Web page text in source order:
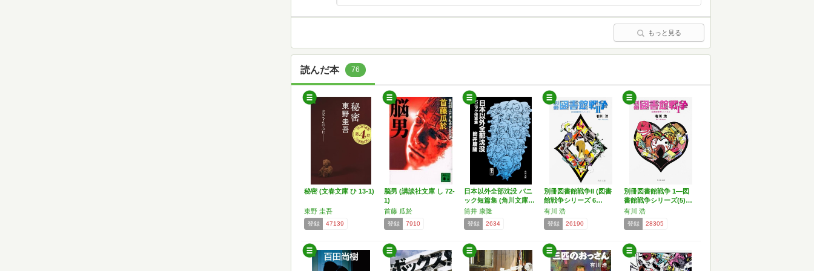
もっと見る
読んだ本 76
秘密 (文春文庫 ひ 13-1)
東野 圭吾
登録 47139
脳男 (講談社文庫 し 72-
1)
首藤 瓜於
登録 7910
日本以外全部沈没 パニ
ック短篇集 (角川文庫…
筒井 康隆
登録 2634
別冊図書館戦争II (図書
館戦争シリーズ 6…
有川 浩
登録 26190
別冊図書館戦争 1―図
書館戦争シリーズ(5)…
有川 浩
登録 28305